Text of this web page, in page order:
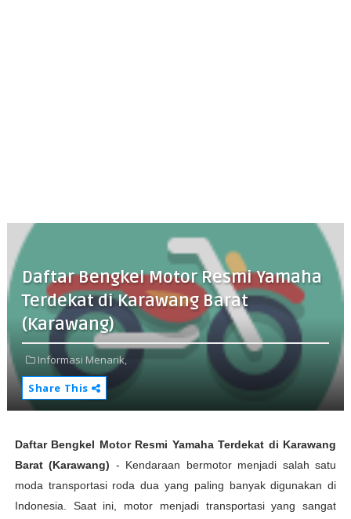
Daftar Bengkel Motor Resmi Yamaha
Terdekat di Karawang Barat
(Karawang)
Informasi Menarik,
Share This
Daftar Bengkel Motor Resmi Yamaha Terdekat di Karawang
Barat (Karawang) - Kendaraan bermotor menjadi salah satu
moda transportasi roda dua yang paling banyak digunakan di
Indonesia. Saat ini, motor menjadi transportasi yang sangat